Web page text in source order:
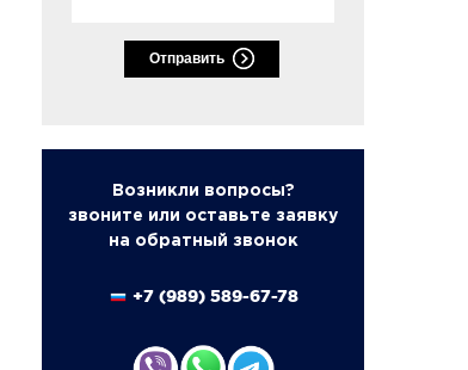
Отправить
Возникли вопросы?
звоните или оставьте заявку
на обратный звонок
+7 (989) 589-67-78